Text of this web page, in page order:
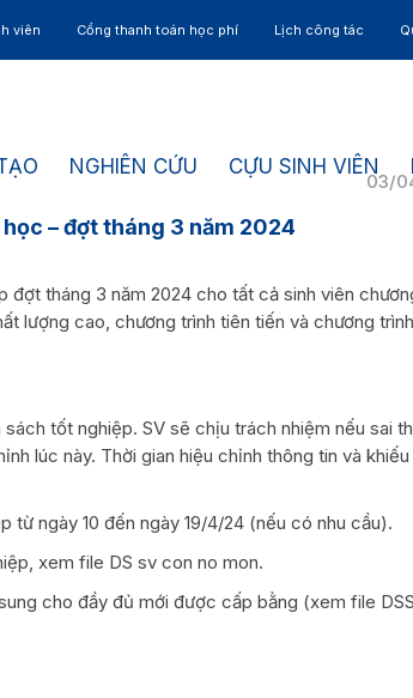
viên Cổng thanh toán học phí Lịch công tác
NGHIÊN CỨU CỰU SINH VIÊN
03/
– đợt tháng 3 năm 2024
tháng 3 năm 2024 cho tất cả sinh viên
lượng cao, chương trình tiên tiến và chương
tốt nghiệp. SV sẽ chịu trách nhiệm nếu sai
lúc này. Thời gian hiệu chỉnh thông tin và khiếu
từ ngày 10 đến ngày 19/4/24 (nếu có nhu cầu).
xem file DS sv con no mon.
cho đầy đủ mới được cấp bằng (xem file